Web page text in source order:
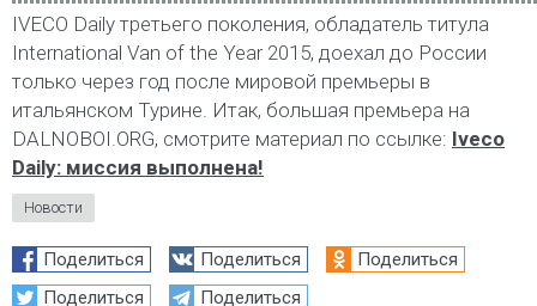
IVECO Daily третьего поколения, обладатель титула
International Van of the Year 2015, доехал до России
только через год после мировой премьеры в
итальянском Турине. Итак, большая премьера на
DALNOBOI.ORG, смотрите материал по ссылке: Iveco
Daily: миссия выполнена!
Новости
Поделиться Поделиться
Поделиться
Поделиться
Поделиться